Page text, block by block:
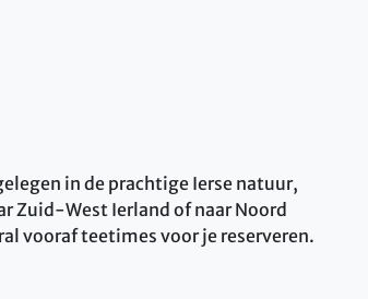
in de prachtige Ierse natuur,
Zuid-West Ierland of naar Noord
vooraf teetimes voor je reserveren.